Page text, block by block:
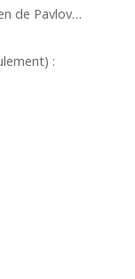
de Pavlov…
: